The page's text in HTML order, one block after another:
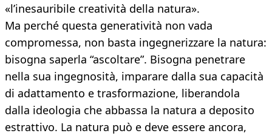
«l’inesauribile creatività della natura».
Ma perché questa generatività non vada
compromessa, non basta ingegnerizzare la natura:
bisogna saperla “ascoltare”. Bisogna penetrare
nella sua ingegnosità, imparare dalla sua capacità
di adattamento e trasformazione, liberandola
dalla ideologia che abbassa la natura a deposito
estrattivo. La natura può e deve essere ancora,